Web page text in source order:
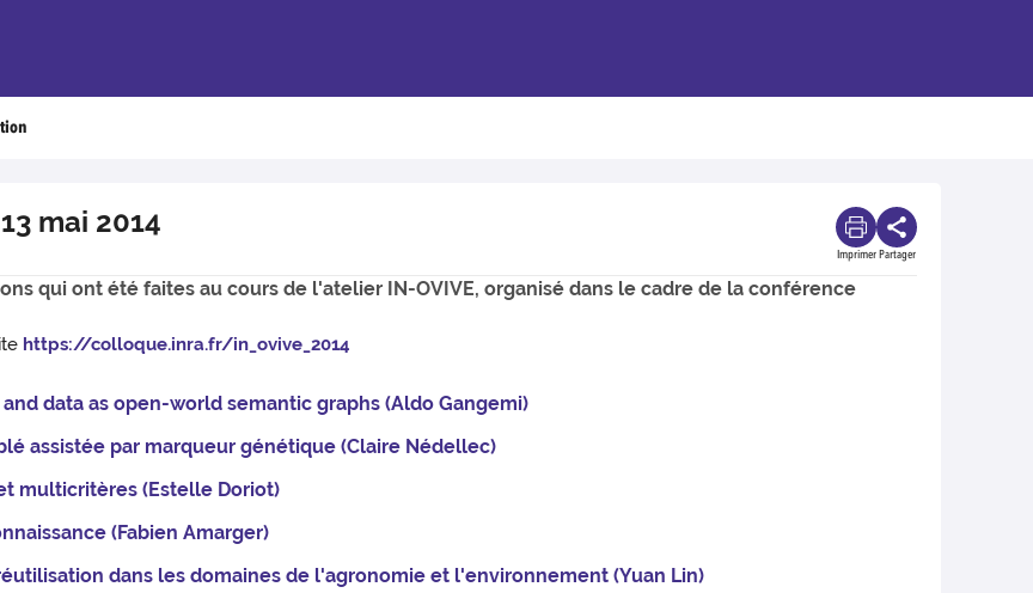
mai 2014
Imprimer Partager
qui ont été faites au cours de l'atelier IN-OVIVE, organisé dans le cadre de la conférence
https://colloque.inra.fr/in_ovive_2014
data as open-world semantic graphs (Aldo Gangemi)
assistée par marqueur génétique (Claire Nédellec)
multicritères (Estelle Doriot)
(Fabien Amarger)
dans les domaines de l'agronomie et l'environnement (Yuan Lin)